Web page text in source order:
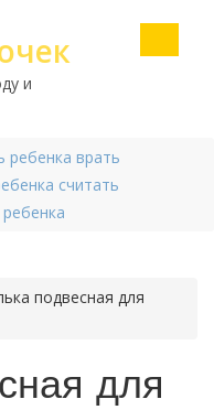
и
ребенка врать
считать
подвесная для
для